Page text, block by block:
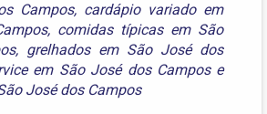
Campos, cardápio variado em
, comidas típicas em São
, grelhados em São José dos
em São José dos Campose
José dos Campos